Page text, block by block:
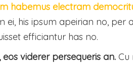
habemus electram
his ipsum apeirian no, per
efficiantur has no.
viderer persequeris an. Cu